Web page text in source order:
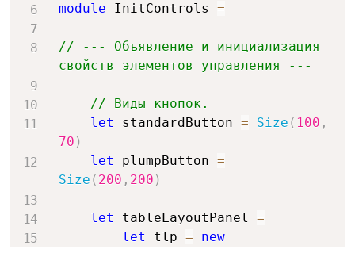
module InitControls =
// --- Объявление и инициализация
свойств элементов управления ---
// Виды кнопок.
let standardButton = Size ( 100 ,
70 )
let plumpButton =
Size ( 200 , 200 )
let tableLayoutPanel =
let tlp =
new